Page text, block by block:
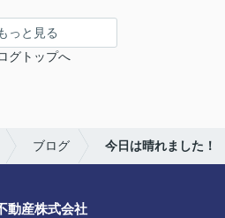
っと見る
グトップへ
ブログ 今日は晴れました！
動産株式会社